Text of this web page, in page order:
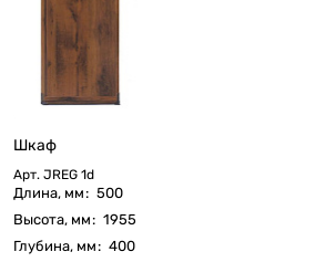
Шкаф
Арт. JREG 1d
Длина, мм: 500
Высота, мм: 1955
Глубина, мм: 400